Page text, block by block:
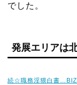
でした。
発展エリアは
続☆職務淫猥白書…BIZ